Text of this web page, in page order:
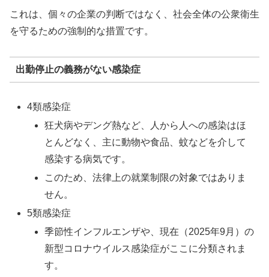
これは、個々の企業の判断ではなく、社会全体の公衆衛生
を守るための強制的な措置です。
出勤停止の義務がない感染症
4類感染症
狂犬病やデング熱など、人から人への感染はほ
とんどなく、主に動物や食品、蚊などを介して
感染する病気です。
このため、法律上の就業制限の対象ではありま
せん。
5類感染症
季節性インフルエンザや、現在（2025年9月）の
新型コロナウイルス感染症がここに分類されま
す。